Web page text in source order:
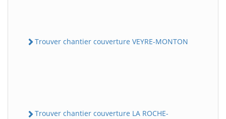
Trouver chantier couverture VEYRE-MONTON
Trouver chantier couverture LA ROCHE-